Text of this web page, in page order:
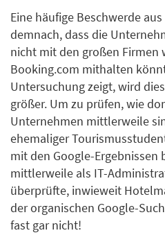
Eine häufige Beschwerde
demnach, dass die
nicht mit den großen Firmen
Booking.com mithalten
Untersuchung zeigt, wird
größer. Um zu prüfen, wie
Unternehmen mittlerweile
ehemaliger
mit den Google-Ergebnissen
mittlerweile als IT-
überprüfte, inwieweit
der organischen Google-
fast gar nicht!